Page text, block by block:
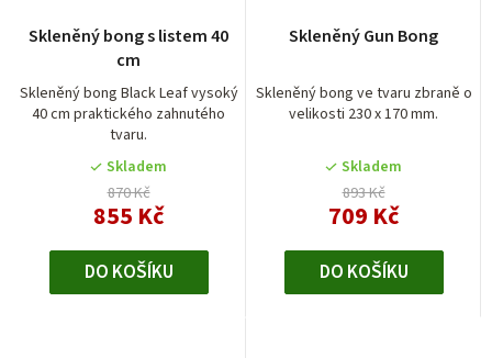
Skleněný bong s listem 40
cm
Skleněný bong Black Leaf vysoký
40 cm praktického zahnutého
tvaru.
hodnocení
produktu
je
5,0
z
5
hvězdiček.
Skladem
870 Kč
855 Kč
DO KOŠÍKU
Skleněný Gun Bong
Skleněný bong ve tvaru zbraně o
velikosti 230 x 170 mm.
Skladem
893 Kč
709 Kč
DO KOŠÍKU